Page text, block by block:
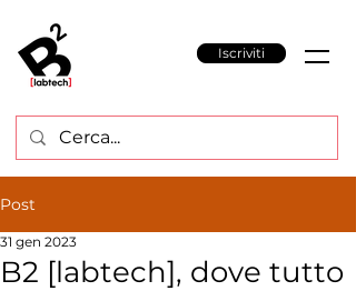
Iscriviti
Post
B2 [labtech], dove tutto
31 gen 2023